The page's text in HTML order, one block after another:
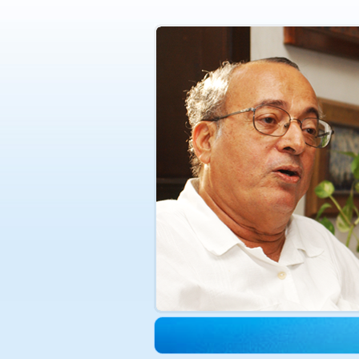
الدكتورة هدى حجازي في ذمة الله